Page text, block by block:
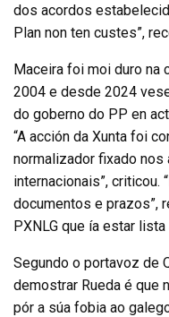
dos acordos
Plan non ten custes”,
Maceira foi moi duro na
2004 e desde 2024
do goberno do PP en
“A acción da Xunta foi
normalizador fixado nos
internacionais”, criticou.
documentos e prazos”,
PXNLG que ía estar
Segundo o portavoz de
demostrar Rueda é que
pór a súa fobia ao